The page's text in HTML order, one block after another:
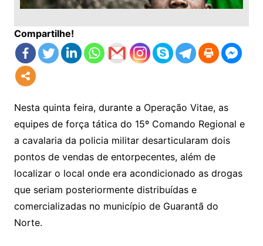
Compartilhe!
Nesta quinta feira, durante a Operação Vitae, as
equipes de força tática do 15º Comando Regional e
a cavalaria da policia militar desarticularam dois
pontos de vendas de entorpecentes, além de
localizar o local onde era acondicionado as drogas
que seriam posteriormente distribuídas e
comercializadas no município de Guarantã do
Norte.